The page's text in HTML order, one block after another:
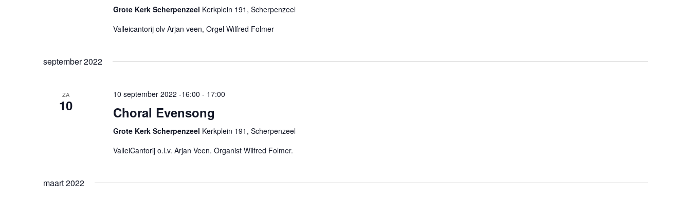
Grote Kerk Scherpenzeel Kerkplein 191, Scherpenzeel
Valleicantorij olv Arjan veen, Orgel Wilfred Folmer
september 2022
ZA
10
10 september 2022 -16:00 - 17:00
Choral Evensong
Grote Kerk Scherpenzeel Kerkplein 191, Scherpenzeel
ValleiCantorij o.l.v. Arjan Veen. Organist Wilfred Folmer.
maart 2022